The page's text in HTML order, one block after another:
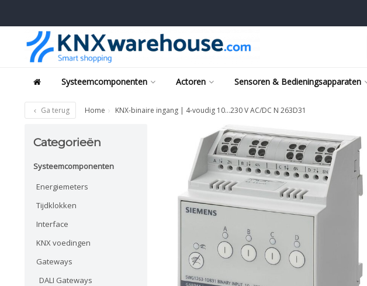
Systeemcomponenten Actoren Sensoren & Bedieningsapparaten
Ga terug Home KNX-binaire ingang | 4-voudig 10…230 V AC/DC N 263D31
Categorieën
Systeemcomponenten
Energiemeters
Tijdklokken
Interface
KNX voedingen
Gateways
DALI Gateways